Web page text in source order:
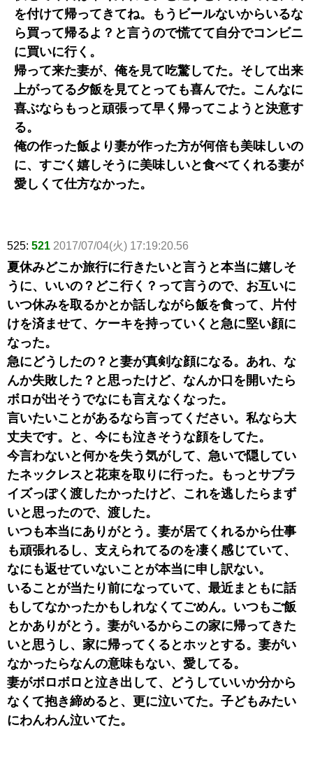
を付けて帰ってきてね。もうビールないからいるな
ら買って帰るよ？と言うので慌てて自分でコンビニ
に買いに行く。
帰って来た妻が、俺を見て吃驚してた。そして出来
上がってる夕飯を見てとっても喜んでた。こんなに
喜ぶならもっと頑張って早く帰ってこようと決意す
る。
俺の作った飯より妻が作った方が何倍も美味しいの
に、すごく嬉しそうに美味しいと食べてくれる妻が
愛しくて仕方なかった。
525: 521 2017/07/04(火) 17:19:20.56
夏休みどこか旅行に行きたいと言うと本当に嬉しそ
うに、いいの？どこ行く？って言うので、お互いに
いつ休みを取るかとか話しながら飯を食って、片付
けを済ませて、ケーキを持っていくと急に堅い顔に
なった。
急にどうしたの？と妻が真剣な顔になる。あれ、な
んか失敗した？と思ったけど、なんか口を開いたら
ボロが出そうでなにも言えなくなった。
言いたいことがあるなら言ってください。私なら大
丈夫です。と、今にも泣きそうな顔をしてた。
今言わないと何かを失う気がして、急いで隠してい
たネックレスと花束を取りに行った。もっとサプラ
イズっぽく渡したかったけど、これを逃したらまず
いと思ったので、渡した。
いつも本当にありがとう。妻が居てくれるから仕事
も頑張れるし、支えられてるのを凄く感じていて、
なにも返せていないことが本当に申し訳ない。
いることが当たり前になっていて、最近まともに話
もしてなかったかもしれなくてごめん。いつもご飯
とかありがとう。妻がいるからこの家に帰ってきた
いと思うし、家に帰ってくるとホッとする。妻がい
なかったらなんの意味もない、愛してる。
妻がボロボロと泣き出して、どうしていいか分から
なくて抱き締めると、更に泣いてた。子どもみたい
にわんわん泣いてた。